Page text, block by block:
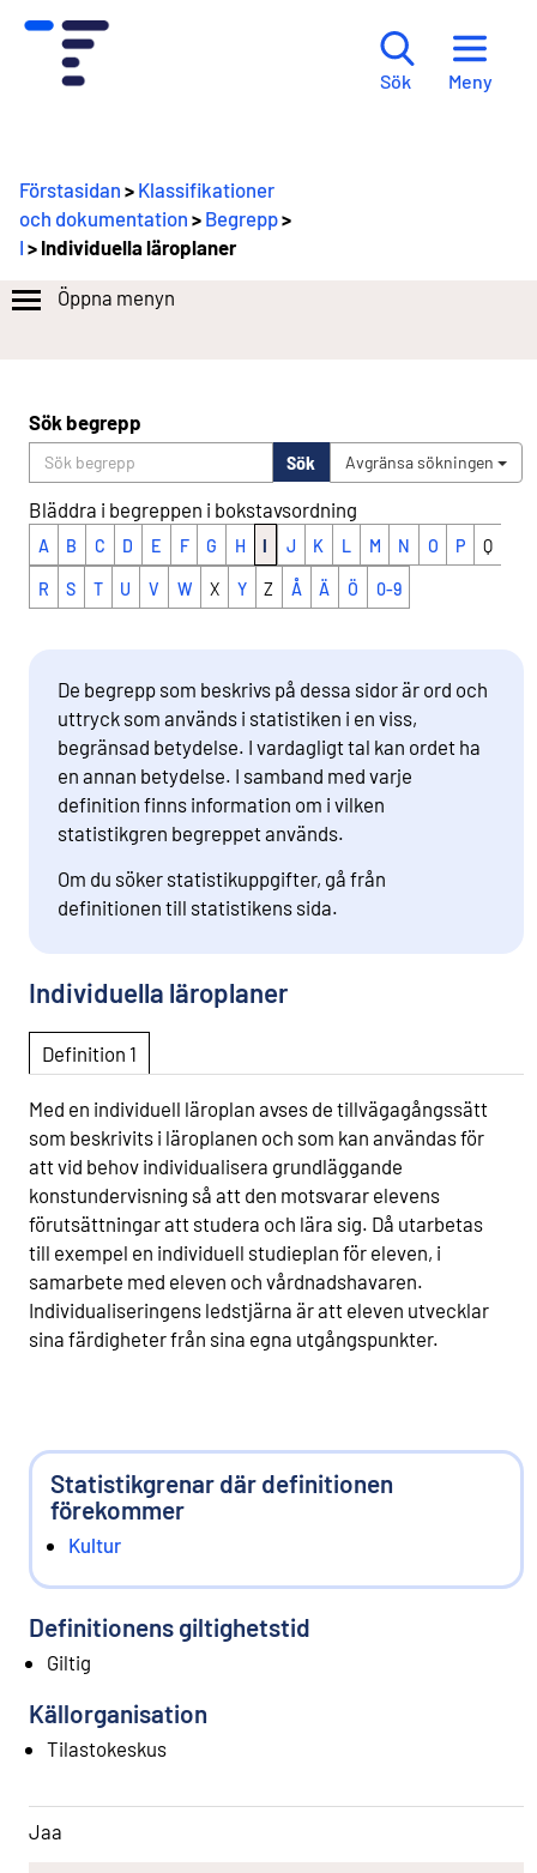
Sök Meny
Förstasidan > Klassifikationer
och dokumentation > Begrepp>
I > Individuella läroplaner
Öppna menyn
Sök begrepp
Sök Avgränsa sökningen
Bläddra i begreppen i bokstavsordning
A B C D E F G H I J K L M N O P Q
R S T U V W X Y Z Å Ä Ö 0-9
De begrepp som beskrivs på dessa sidor är ord och
uttryck som används i statistiken i en viss,
begränsad betydelse. I vardagligt tal kan ordet ha
en annan betydelse. I samband med varje
definition finns information om i vilken
statistikgren begreppet används.
Om du söker statistikuppgifter, gå från
definitionen till statistikens sida.
Individuella läroplaner
Definition 1
Med en individuell läroplan avses de tillvägagångssätt
som beskrivits i läroplanen och som kan användas för
att vid behov individualisera grundläggande
konstundervisning så att den motsvarar elevens
förutsättningar att studera och lära sig. Då utarbetas
till exempel en individuell studieplan för eleven, i
samarbete med eleven och vårdnadshavaren.
Individualiseringens ledstjärna är att eleven utvecklar
sina färdigheter från sina egna utgångspunkter.
Statistikgrenar där definitionen
förekommer
Kultur
Definitionens giltighetstid
Giltig
Källorganisation
Tilastokeskus
Jaa